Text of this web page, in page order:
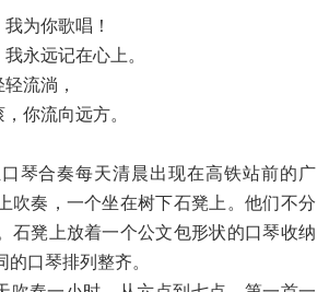
为你歌唱！
永远记在心上。
流淌，
你流向远方。
合奏每天清晨出现在高铁站前的广
吹奏，一个坐在树下石凳上。他们不分
石凳上放着一个公文包形状的口琴收纳
口琴排列整齐。